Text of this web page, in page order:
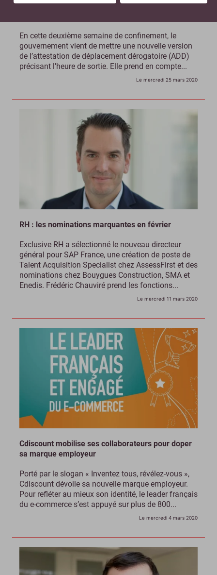
Covid-19 : pensez aux nouvelles attestations de
En cette deuxième semaine de confinement, le
gouvernement vient de mettre une nouvelle version
de l’attestation de déplacement dérogatoire (ADD)
précisant l’heure de sortie. Elle prend en compte...
Le mercredi 25 mars 2020
RH : les nominations marquantes en février
Exclusive RH a sélectionné le nouveau directeur
général pour SAP France, une création de poste de
Talent Acquisition Specialist chez AssessFirst et des
nominations chez Bouygues Construction, SMA et
Enedis. Frédéric Chauviré prend les fonctions...
Le mercredi 11 mars 2020
Cdiscount mobilise ses collaborateurs pour doper
sa marque employeur
Porté par le slogan « Inventez tous, révélez-vous »,
Cdiscount dévoile sa nouvelle marque employeur.
Pour refléter au mieux son identité, le leader français
du e-commerce s’est appuyé sur plus de 800...
Le mercredi 4 mars 2020